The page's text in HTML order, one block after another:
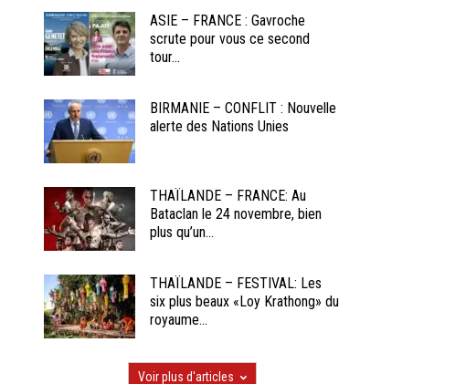
ASIE – FRANCE : Gavroche
scrute pour vous ce second
tour...
BIRMANIE – CONFLIT : Nouvelle
alerte des Nations Unies
THAÏLANDE – FRANCE: Au
Bataclan le 24 novembre, bien
plus qu’un...
THAÏLANDE – FESTIVAL: Les
six plus beaux «Loy Krathong» du
royaume...
Voir plus d'articles